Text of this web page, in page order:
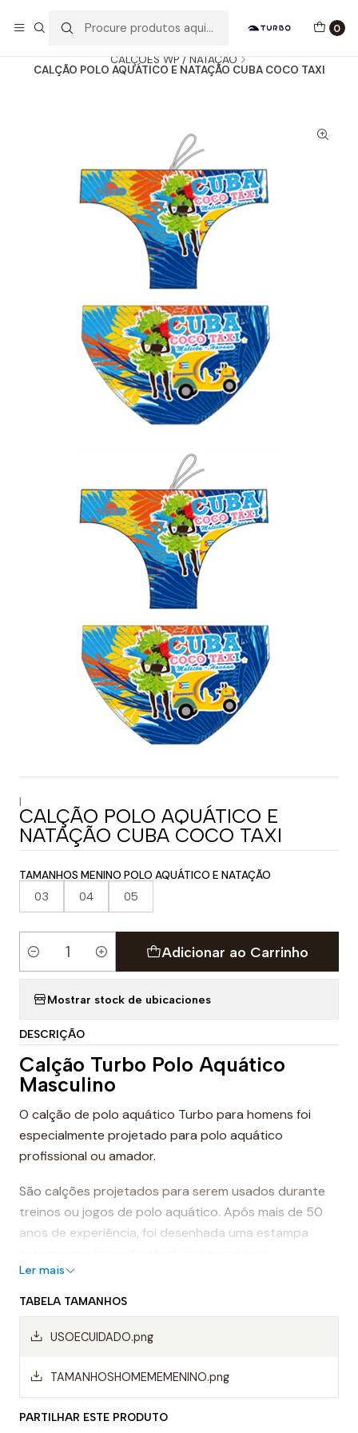
0
CALÇÕES WP / NATAÇÃO
CALÇÃO POLO AQUÁTICO E NATAÇÃO CUBA COCO TAXI
|
CALÇÃO POLO AQUÁTICO E
NATAÇÃO CUBA COCO TAXI
TAMANHOS MENINO POLO AQUÁTICO E NATAÇÃO
03 04 05
Quantidade
Adicionar ao Carrinho
Mostrar stock de ubicaciones
DESCRIÇÃO
Calção Turbo Polo Aquático
Masculino
O calção de polo aquático Turbo para homens foi
especialmente projetado para polo aquático
profissional ou amador.
São calções projetados para serem usados durante
treinos ou jogos de polo aquático. Após mais de 50
anos de experiência, foi desenhada uma estampa
perfeitamente ao corpo, proporcionando conforto e
sensação de leveza.
Dessa forma, os calções de polo aquático facilitam a
permitindo um movimento mais rápido ao nadar.
Ler mais
TABELA TAMANHOS
USOECUIDADO.png
TAMANHOSHOMEMEMENINO.png
PARTILHAR ESTE PRODUTO